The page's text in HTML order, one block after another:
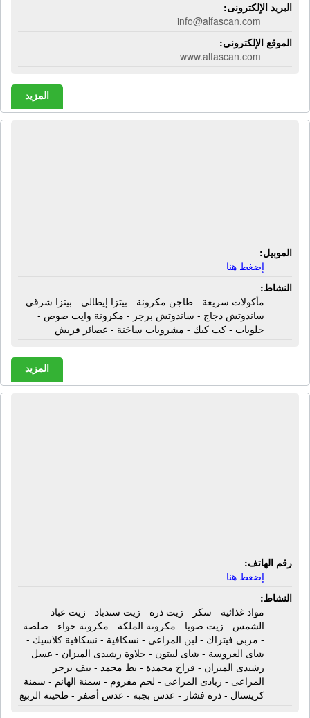
البريد الإلكترونى:
info@alfascan.com
الموقع الإلكترونى:
www.alfascan.com
المزيد
الموبيل:
إضغط هنا
النشاط:
مأكولات سريعة - طاجن مكرونة - بيتزا إيطالى - بيتزا شرقى -
ساندوتش دجاج - ساندوتش برجر - مكرونة وايت صوص -
حلويات - كب كيك - مشروبات ساخنة - عصائر فريش
المزيد
رقم الهاتف:
إضغط هنا
النشاط:
مواد غذائية - سكر - زيت ذرة - زيت سندباد - زيت عباد
الشمس - زيت صويا - مكرونة الملكة - مكرونة حواء - صلصة
- مربى فيتراك - لبن المراعى - نسكافية - نسكافية كلاسيك -
شاى العروسة - شاى ليبتون - حلاوة رشيدى الميزان - عسل
رشيدى الميزان - فراخ مجمدة - بط مجمد - بيف برجر
المراعى - زبادى المراعى - لحم مفروم - سمنة الهانم - سمنة
كريستال - ذرة فشار - عدس بجبة - عدس أصفر - طحينة الربيع